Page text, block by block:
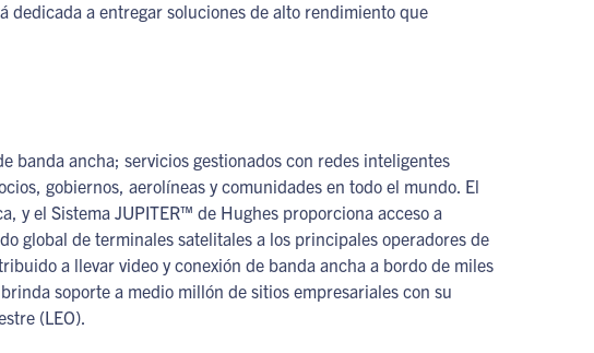
dedicada a entregar soluciones de alto rendimiento que
banda ancha; servicios gestionados con redes inteligentes
gobiernos, aerolíneas y comunidades en todo el mundo. El
y el Sistema JUPITER™ de Hughes proporciona acceso a
global de terminales satelitales a los principales operadores de
a llevar video y conexión de banda ancha a bordo de miles
soporte a medio millón de sitios empresariales con su
(LEO).